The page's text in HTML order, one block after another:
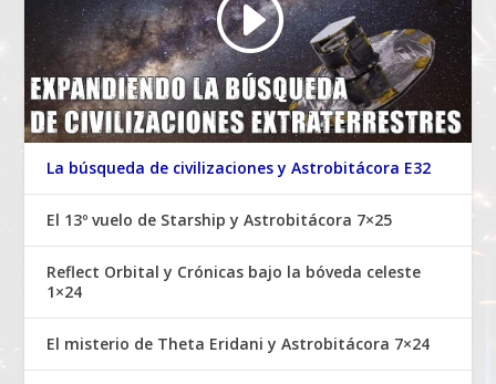
La búsqueda de civilizaciones y Astrobitácora E32
El 13º vuelo de Starship y Astrobitácora 7×25
Reflect Orbital y Crónicas bajo la bóveda celeste
1×24
El misterio de Theta Eridani y Astrobitácora 7×24